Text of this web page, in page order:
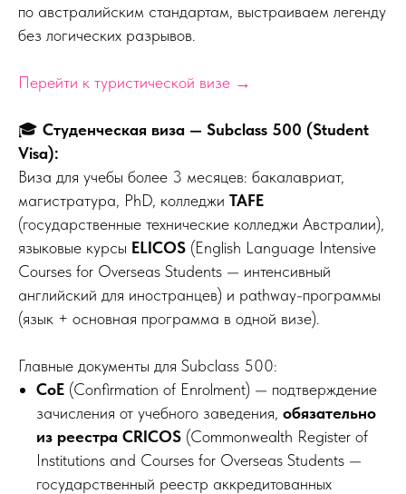
по австралийским стандартам, выстраиваем легенду
без логических разрывов.
Перейти к туристической визе →
🎓 Студенческая виза — Subclass 500 (Student
Visa):
Виза для учебы более 3 месяцев: бакалавриат,
магистратура, PhD, колледжи TAFE
(государственные технические колледжи Австралии),
языковые курсы ELICOS (English Language Intensive
Courses for Overseas Students — интенсивный
английский для иностранцев) и pathway-программы
(язык + основная программа в одной визе).
Главные документы для Subclass 500:
CoE (Confirmation of Enrolment) — подтверждение
зачисления от учебного заведения, обязательно
из реестра CRICOS (Commonwealth Register of
Institutions and Courses for Overseas Students —
государственный реестр аккредитованных